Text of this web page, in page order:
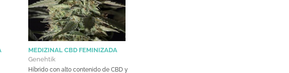
MEDIZINAL CBD FEMINIZADA
Genehtik
Híbrido con alto contenido de CBD y